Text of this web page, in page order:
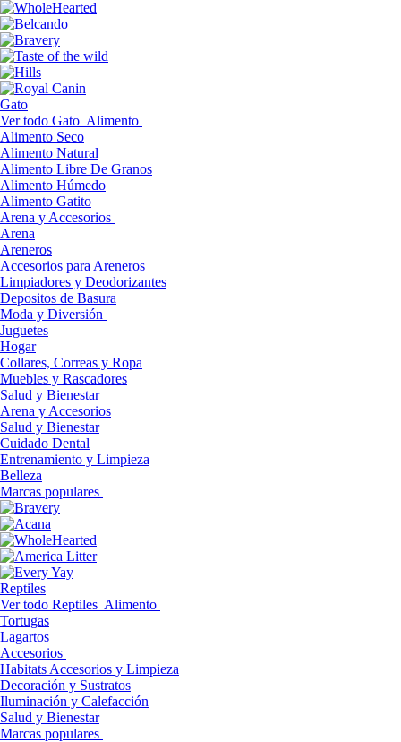
Gato
Ver todo Gato Alimento
Alimento Seco
Alimento Natural
Alimento Libre De Granos
Alimento Húmedo
Alimento Gatito
Arena y Accesorios
Arena
Areneros
Accesorios para Areneros
Limpiadores y Deodorizantes
Depositos de Basura
Moda y Diversión
Juguetes
Hogar
Collares, Correas y Ropa
Muebles y Rascadores
Salud y Bienestar
Arena y Accesorios
Salud y Bienestar
Cuidado Dental
Entrenamiento y Limpieza
Belleza
Marcas populares
Reptiles
Ver todo Reptiles Alimento
Tortugas
Lagartos
Accesorios
Habitats Accesorios y Limpieza
Decoración y Sustratos
Iluminación y Calefacción
Salud y Bienestar
Marcas populares